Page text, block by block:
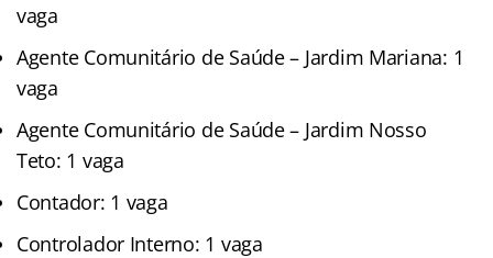
vaga
Agente Comunitário de Saúde – Jardim Mariana: 1
vaga
Agente Comunitário de Saúde – Jardim Nosso
Teto: 1 vaga
Contador: 1 vaga
Controlador Interno: 1 vaga